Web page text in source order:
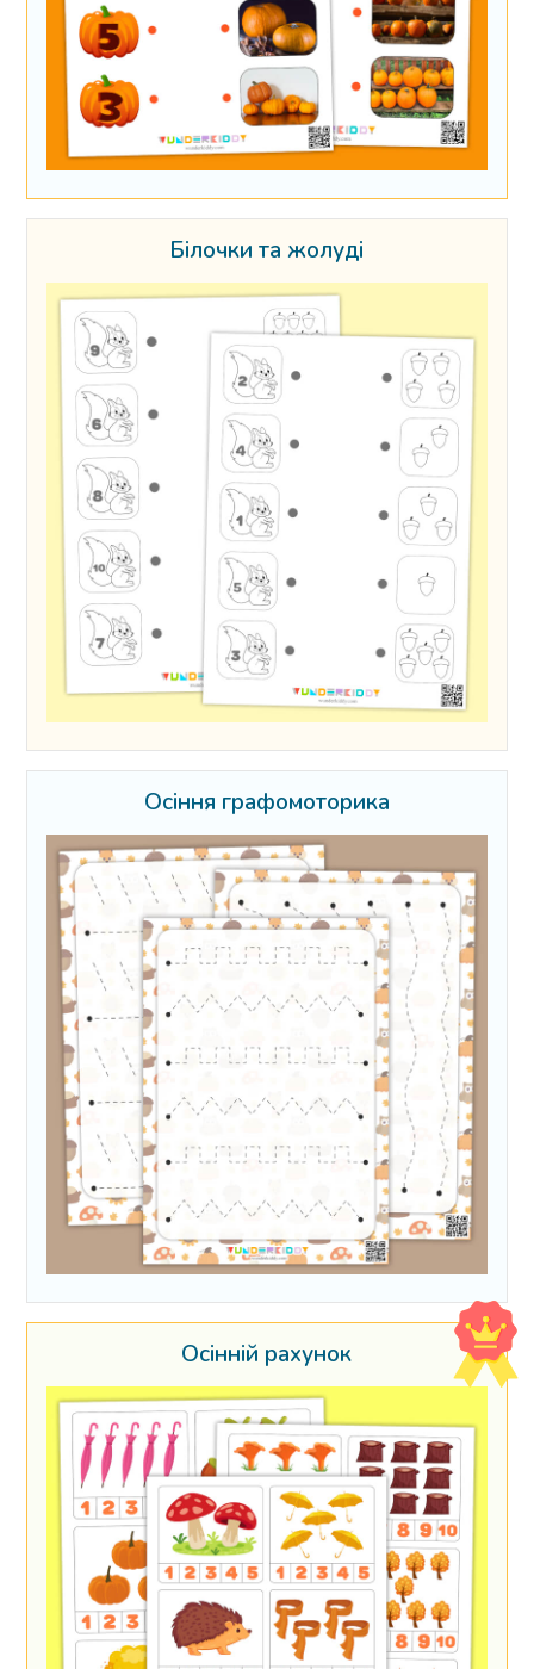
Білочки та жолуді
Осіння графомоторика
Осінній рахунок